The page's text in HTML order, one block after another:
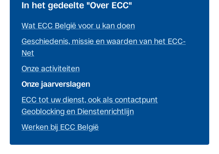
In het gedeelte "Over ECC"
Wat ECC België voor u kan doen
Geschiedenis, missie en waarden van het ECC-
Net
Onze activiteiten
Onze jaarverslagen
ECC tot uw dienst, ook als contactpunt
Geoblocking en Dienstenrichtlijn
Werken bij ECC België